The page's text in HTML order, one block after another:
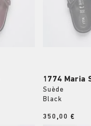
1774 Maria
Suède
Black
Price:
350,00 €